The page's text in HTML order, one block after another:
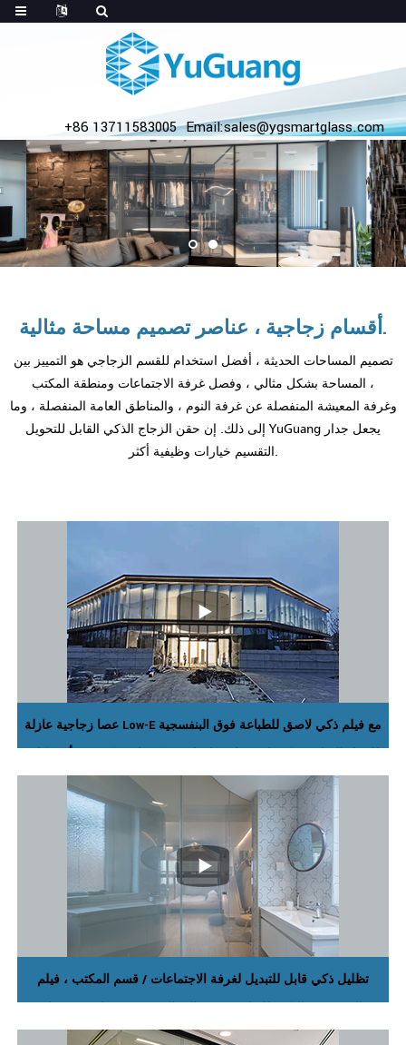
+86 13711583005 Email:sales@ygsmartglass.com
أقسام زجاجية ، عناصر تصميم مساحة مثالية.
تصميم المساحات الحديثة ، أفضل استخدام للقسم الزجاجي هو التمييز بين
المساحة بشكل مثالي ، وفصل غرفة الاجتماعات ومنطقة المكتب ،
وغرفة المعيشة المنفصلة عن غرفة النوم ، والمناطق العامة المنفصلة ، وما
إلى ذلك. إن حقن الزجاج الذكي القابل للتحويل YuGuang يجعل جدار
عصا زجاجية عازلة Low-E مع فيلم ذكي لاصق للطباعة فوق البنفسجية
تحتاجه ،
تظليل ذكي قابل للتبديل لغرفة الاجتماعات / قسم المكتب ، فيلم